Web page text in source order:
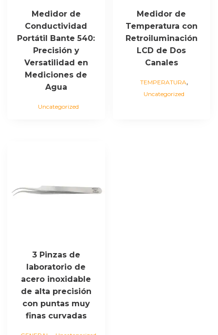
Medidor de
Conductividad
Portátil Bante 540:
Precisión y
Versatilidad en
Mediciones de
Agua
Uncategorized
Medidor de
Temperatura con
Retroiluminación
LCD de Dos
Canales
TEMPERATURA,
Uncategorized
3 Pinzas de
laboratorio de
acero inoxidable
de alta precisión
con puntas muy
finas curvadas